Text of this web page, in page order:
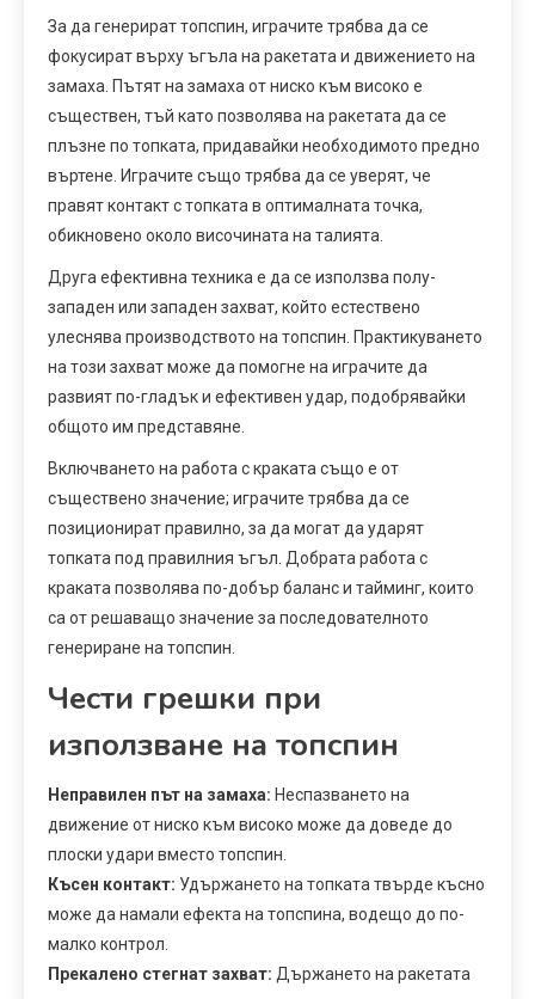
За да генерират топспин, играчите трябва да се
фокусират върху ъгъла на ракетата и движението на
замаха. Пътят на замаха от ниско към високо е
съществен, тъй като позволява на ракетата да се
плъзне по топката, придавайки необходимото предно
въртене. Играчите също трябва да се уверят, че
правят контакт с топката в оптималната точка,
обикновено около височината на талията.
Друга ефективна техника е да се използва полу-
западен или западен захват, който естествено
улеснява производството на топспин. Практикуването
на този захват може да помогне на играчите да
развият по-гладък и ефективен удар, подобрявайки
общото им представяне.
Включването на работа с краката също е от
съществено значение; играчите трябва да се
позиционират правилно, за да могат да ударят
топката под правилния ъгъл. Добрата работа с
краката позволява по-добър баланс и тайминг, които
са от решаващо значение за последователното
генериране на топспин.
Чести грешки при
използване на топспин
Неправилен път на замаха: Неспазването на
движение от ниско към високо може да доведе до
плоски удари вместо топспин.
Късен контакт: Удържането на топката твърде късно
може да намали ефекта на топспина, водещо до по-
малко контрол.
Прекалено стегнат захват: Държането на ракетата